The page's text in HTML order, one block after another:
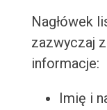
Nagłówek
zazwyczaj
informacje:
Imię i